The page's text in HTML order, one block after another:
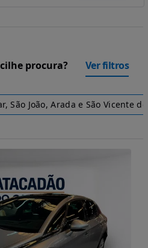
procura? Ver filtros
São João, Arada e São Vicente